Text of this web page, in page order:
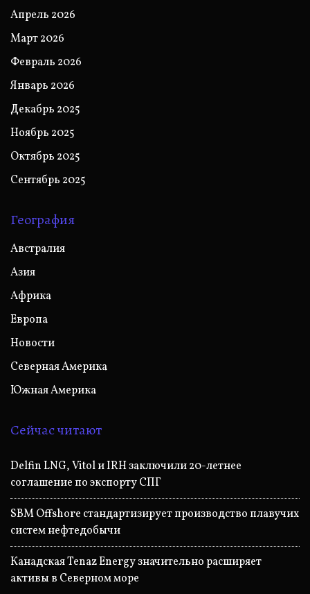
Апрель 2026
Март 2026
Февраль 2026
Январь 2026
Декабрь 2025
Ноябрь 2025
Октябрь 2025
Сентябрь 2025
География
Австралия
Азия
Африка
Европа
Новости
Северная Америка
Южная Америка
Сейчас читают
Delfin LNG, Vitol и IRH заключили 20-летнее
соглашение по экспорту СПГ
SBM Offshore стандартизирует производство плавучих
систем нефтедобычи
Канадская Tenaz Energy значительно расширяет
активы в Северном море